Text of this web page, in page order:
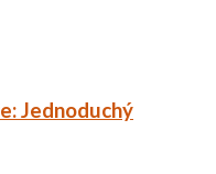
Jednoduchý